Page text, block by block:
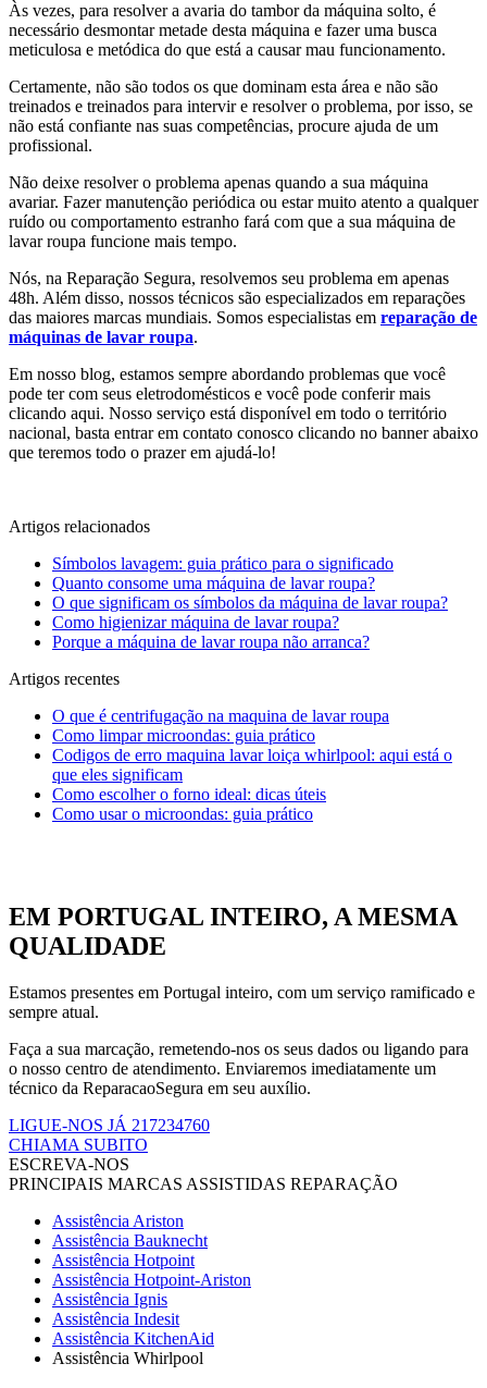
Às vezes, para resolver a avaria do tambor da máquina solto, é
necessário desmontar metade desta máquina e fazer uma busca
meticulosa e metódica do que está a causar mau funcionamento.
Certamente, não são todos os que dominam esta área e não são
treinados e treinados para intervir e resolver o problema, por isso, se
não está confiante nas suas competências, procure ajuda de um
profissional.
Não deixe resolver o problema apenas quando a sua máquina
avariar. Fazer manutenção periódica ou estar muito atento a qualquer
ruído ou comportamento estranho fará com que a sua máquina de
lavar roupa funcione mais tempo.
Nós, na Reparação Segura, resolvemos seu problema em apenas
48h. Além disso, nossos técnicos são especializados em reparações
das maiores marcas mundiais. Somos especialistas em reparação de
máquinas de lavar roupa.
Em nosso blog, estamos sempre abordando problemas que você
pode ter com seus eletrodomésticos e você pode conferir mais
clicando aqui. Nosso serviço está disponível em todo o território
nacional, basta entrar em contato conosco clicando no banner abaixo
que teremos todo o prazer em ajudá-lo!
Artigos relacionados
Símbolos lavagem: guia prático para o significado
Quanto consome uma máquina de lavar roupa?
O que significam os símbolos da máquina de lavar roupa?
Como higienizar máquina de lavar roupa?
Porque a máquina de lavar roupa não arranca?
Artigos recentes
O que é centrifugação na maquina de lavar roupa
Como limpar microondas: guia prático
Codigos de erro maquina lavar loiça whirlpool: aqui está o
que eles significam
Como escolher o forno ideal: dicas úteis
Como usar o microondas: guia prático
EM PORTUGAL INTEIRO, A MESMA
QUALIDADE
Estamos presentes em Portugal inteiro, com um serviço ramificado e
sempre atual.
Faça a sua marcação, remetendo-nos os seus dados ou ligando para
o nosso centro de atendimento. Enviaremos imediatamente um
técnico da ReparacaoSegura em seu auxílio.
LIGUE-NOS JÁ 217234760
CHIAMA SUBITO
ESCREVA-NOS
PRINCIPAIS MARCAS ASSISTIDAS REPARAÇÃO
Assistência Ariston
Assistência Bauknecht
Assistência Hotpoint
Assistência Hotpoint-Ariston
Assistência Ignis
Assistência Indesit
Assistência KitchenAid
Assistência Whirlpool